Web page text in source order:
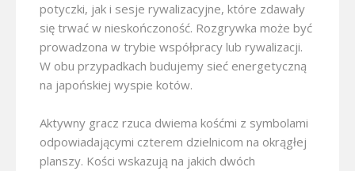
potyczki, jak i sesje rywalizacyjne, które zdawały
się trwać w nieskończoność. Rozgrywka może być
prowadzona w trybie współpracy lub rywalizacji.
W obu przypadkach budujemy sieć energetyczną
na japońskiej wyspie kotów.
Aktywny gracz rzuca dwiema kośćmi z symbolami
odpowiadającymi czterem dzielnicom na okrągłej
planszy. Kości wskazują na jakich dwóch